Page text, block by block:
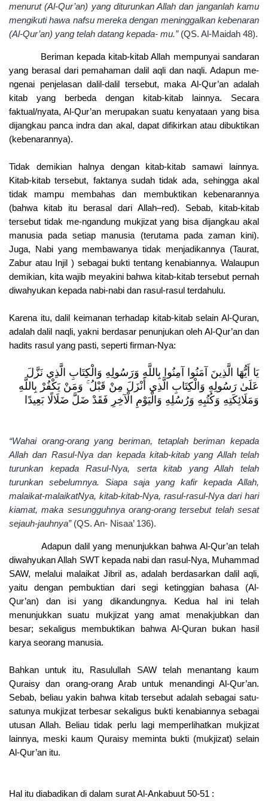
menurut (Al-Qur’an) yang diturunkan Allah dan janganlah kamu
mengikuti hawa nafsu mereka dengan meninggalkan kebenaran
(Al-Qur’an) yang telah datang kepada- mu.”(QS. Al-Maidah 48).
Beriman kepada kitab-kitab Allah mempunyai sandaran
yang berasal dari pemahaman dalil aqli dan naqli. Adapun me-
ngenai penjelasan dalil-dalil tersebut, maka Al-Qur’an adalah
kitab yang berbeda dengan kitab-kitab lainnya. Secara
faktual/nyata, Al-Qur’an merupakan suatu kenyataan yang bisa
dijangkau panca indra dan akal, dapat difikirkan atau dibuktikan
(kebenarannya).
Tidak demikian halnya dengan kitab-kitab samawi lainnya.
Kitab-kitab tersebut, faktanya sudah tidak ada, sehingga akal
tidak mampu membahas dan membuktikan kebenarannya
(bahwa kitab itu berasal dari Allah–red). Sebab, kitab-kitab
tersebut tidak me-ngandung mukjizat yang bisa dijangkau akal
manusia pada setiap manusia (terutama pada zaman kini).
Juga, Nabi yang membawanya tidak menjadikannya (Taurat,
Zabur atau Injil ) sebagai bukti tentang kenabiannya. Walaupun
demikian, kita wajib meyakini bahwa kitab-kitab tersebut pernah
diwahyukan kepada nabi-nabi dan rasul-rasul terdahulu.
Karena itu, dalil keimanan terhadap kitab-kitab selain Al-Quran,
adalah dalil naqli, yakni berdasar penunjukan oleh Al-Qur’an dan
hadits rasul yang pasti, seperti firman-Nya:
يَا أَيُّهَا الَّذِينَ آمَنُوا آمِنُوا بِاللَّهِ وَرَسُولِهِ وَالْكِتَابِ الَّذِي نَزَّلَ
عَلَىٰ رَسُولِهِ وَالْكِتَابِ الَّذِي أَنْزَلَ مِنْ قَبْلُ ۚ وَمَنْ يَكْفُرْ بِاللَّهِ
وَمَلَائِكَتِهِ وَكُتُبِهِ وَرُسُلِهِ وَالْيَوْمِ الْآخِرِ فَقَدْ ضَلَّ ضَلَالًا بَعِيدًا
“Wahai orang-orang yang beriman, tetaplah beriman kepada
Allah dan Rasul-Nya dan kepada kitab-kitab yang Allah telah
turunkan kepada Rasul-Nya, serta kitab yang Allah telah
turunkan sebelumnya. Siapa saja yang kafir kepada Allah,
malaikat-malaikatNya, kitab-kitab-Nya, rasul-rasul-Nya dari hari
kiamat, maka sesungguhnya orang-orang tersebut telah sesat
sejauh-jauhnya”(QS. An- Nisaa’ 136).
Adapun dalil yang menunjukkan bahwa Al-Qur’an telah
diwahyukan Allah SWT kepada nabi dan rasul-Nya, Muhammad
SAW, melalui malaikat Jibril as, adalah berdasarkan dalil aqli,
yaitu dengan pembuktian dari segi ketinggian bahasa (Al-
Qur’an) dan isi yang dikandungnya. Kedua hal ini telah
menunjukkan suatu mukjizat yang amat menakjubkan dan
besar; sekaligus membuktikan bahwa Al-Quran bukan hasil
karya seorang manusia.
Bahkan untuk itu, Rasulullah SAW telah menantang kaum
Quraisy dan orang-orang Arab untuk menandingi Al-Qur’an.
Sebab, beliau yakin bahwa kitab tersebut adalah sebagai satu-
satunya mukjizat terbesar sekaligus bukti kenabiannya sebagai
utusan Allah. Beliau tidak perlu lagi memperlihatkan mukjizat
lainnya, meski kaum Quraisy meminta bukti (mukjizat) selain
Al-Qur’an itu.
Hal itu diabadikan di dalam surat Al-Ankabuut 50-51 :